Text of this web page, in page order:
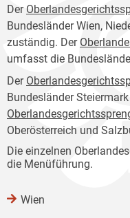
Der
Bundesländer Wien,
zuständig. Der
umfasst die
Der
Bundesländer
Oberösterreich und
Die einzelnen
die Menüführung.
Wien